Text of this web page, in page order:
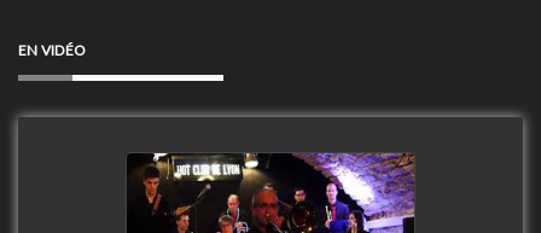
EN VIDÉO
Clip Only Big Band 2019